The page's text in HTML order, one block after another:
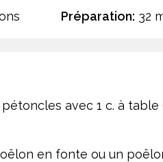
Préparation: 32
avec 1 c. à table
en fonte ou un